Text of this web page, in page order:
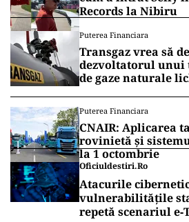
Records la Nibiru
Puterea Financiara
Transgaz vrea să
dezvoltatorul unui
de gaze naturale
Puterea Financiara
CNAIR: Aplicarea
rovinietă și
la 1 octombrie
Oficiuldestiri.ro
Atacurile
vulnerabilitățile
repetă scenariul